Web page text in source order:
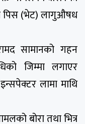
पिस (भेट) लागुऔषध
सामानको गहन
जिम्मा लगाएर
लामा माथि
बोरा तथा भित्र